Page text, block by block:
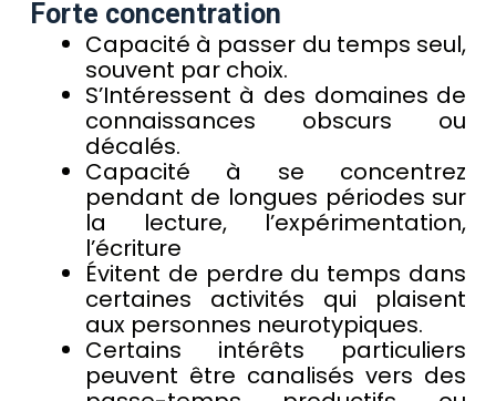
Forte concentration
Capacité à passer du temps seul,
souvent par choix.
S’Intéressent à des domaines de
connaissances obscurs ou
décalés.
Capacité à se concentrez
pendant de longues périodes sur
la lecture, l’expérimentation,
l’écriture
Évitent de perdre du temps dans
certaines activités qui plaisent
aux personnes neurotypiques.
Certains intérêts particuliers
peuvent être canalisés vers des